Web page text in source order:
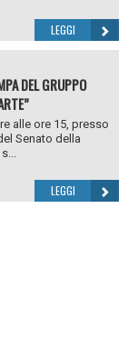
LEGGI
DEL GRUPPO
alle ore 15, presso
Senato della
LEGGI